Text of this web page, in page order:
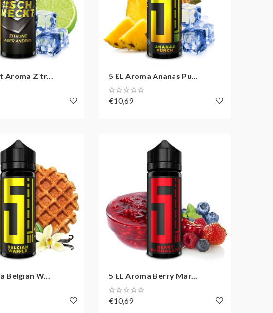
Aroma Zitr... 5 EL Aroma Ananas Pu...
€10,69
Belgian W... 5 EL Aroma Berry Mar...
€10,69